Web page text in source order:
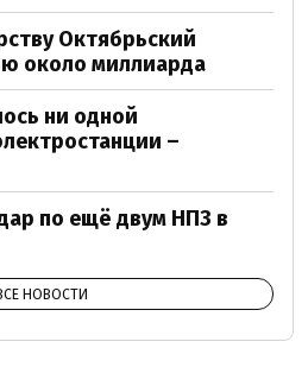
Октябрьский
около миллиарда
ни одной
–
по ещё двум НПЗ в
НОВОСТИ